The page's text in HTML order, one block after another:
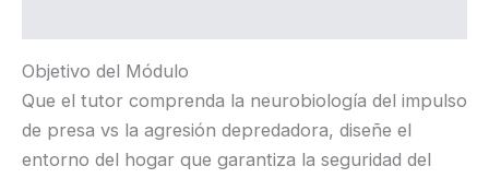
Objetivo del Módulo
Que el tutor comprenda la neurobiología del impulso
de presa vs la agresión depredadora, diseñe el
entorno del hogar que garantiza la seguridad del